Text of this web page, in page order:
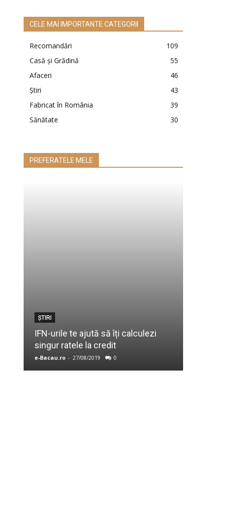
CELE MAI IMPORTANTE CATEGORII
Recomandări
109
Casă şi Grădină
55
Afaceri
46
Ştiri
43
Fabricat în România
39
Sănătate
30
PREFERATELE MELE
ŞTIRI
IFN-urile te ajută să îți calculezi
singur ratele la credit
e-Bacau.ro - 27/08/2019 0